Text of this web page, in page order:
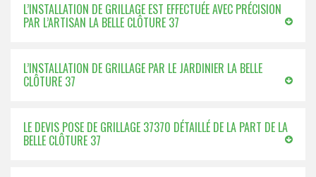
L’INSTALLATION DE GRILLAGE EST EFFECTUÉE AVEC PRÉCISION
PAR L’ARTISAN LA BELLE CLÔTURE 37
L’INSTALLATION DE GRILLAGE PAR LE JARDINIER LA BELLE
CLÔTURE 37
LE DEVIS POSE DE GRILLAGE 37370 DÉTAILLÉ DE LA PART DE LA
BELLE CLÔTURE 37